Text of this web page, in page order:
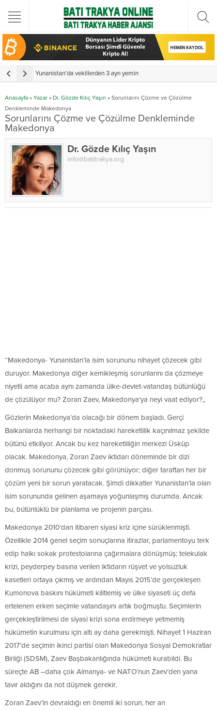
Yunanistan’da vekillerden 3 ayrı yemin
Anasayfa » Yazar » Dr. Gözde Kılıç Yaşın » Sorunlarını Çözme ve Çözülme
Denkleminde Makedonya
Sorunlarını Çözme ve Çözülme Denkleminde
Makedonya
Dr. Gözde Kılıç Yaşın
info@batitrakya.org
“Makedonya- Yunanistan’la isim sorununu nihayet çözecek gibi
duruyor. Makedonya diğer kemikleşmiş sorunlarını da çözmeye
niyetli ama acaba aynı zamanda ülke-devlet-vatandaş bütünlüğü
de çözülüyor mu? Zoran Zaev, Makedonya’ya neyi vaat ediyor?„
Gözlerin Makedonya’da olacağı bir dönem başladı. Gerçi
Balkanlarda herhangi bir noktadaki hareketlilik kaçınılmaz şekilde
bütünü etkiliyor. Ancak bu kez hareketliliğin merkezi Üsküp
olacak. Makedonya, Zoran Zaev iktidarı döneminde bir dizi
donmuş sorununu çözecek gibi görünüyor; diğer taraftan her bir
çözüm yeni bir sorun yaratacak. Şimdi dikkatler Yunanistan’la olan
isim sorununda gelinen aşamaya yoğunlaşmış durumda. Ancak
bu, bütünlüklü bir planlama ve projenin parçası.
Makedonya 2010’dan itibaren siyasi kriz içine sürüklenmişti.
Özellikle 2014 genel seçim sonuçlarına itirazlar, parlamentoyu terk
edip halkı sokak protestolarına çağırmalara dönüşmüş; telekulak
krizi, peyderpey basına verilen iktidarın rüşvet ve yolsuzluk
kasetleri ortaya çıkmış ve ardından Mayıs 2015’de gerçekleşen
Kumonova baskını hükümeti kilitlemiş ve ülke siyaseti üç defa
ertelenen erken seçimle vatandaşını artık boğmuştu. Seçimlerin
gerçekleştirilmesi de siyasi krizi sona erdirmeye yetmemiş
hükümetin kurulması için altı ay daha gerekmişti. Nihayet 1 Haziran
2017’de seçimin ikinci partisi olan Makedonya Sosyal Demokratlar
Birliği (SDSM), Zaev Başbakanlığında hükümeti kurabildi. Bu
süreçte AB –daha çok Almanya- ve NATO’nun Zaev’den yana
tavır aldığını da not düşmek gerekir.
Zoran Zaev’in devraldığı en önemli iki sorun, her an